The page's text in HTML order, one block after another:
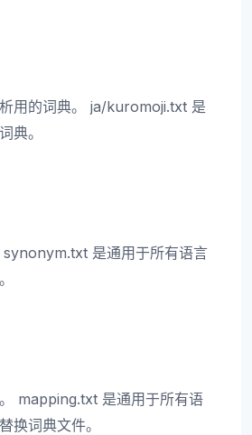
用的词典。 ja/kuromoji.txt 是
典。
synonym.txt 是通用于所有语言
mapping.txt 是通用于所有语
换词典文件。